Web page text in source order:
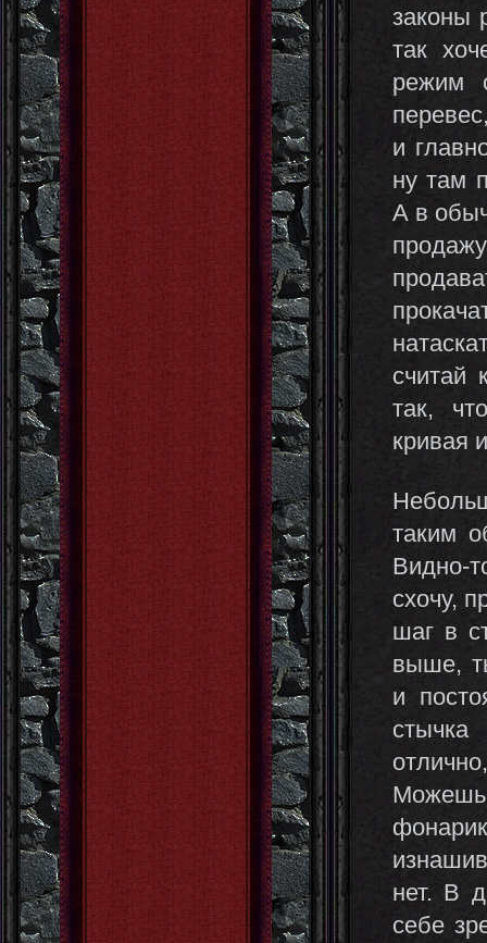
законы
так
режим
и
ну там
А в
считай
так,
кривая
таким
Видно-
схочу,
шаг в
выше,
и
нет. В
себе